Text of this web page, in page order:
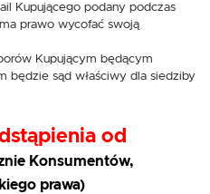
Kupującego podany podczas
prawo wycofać swoją
Kupującym będącym
będzie sąd właściwy dla siedziby
od
Konsumentów,
prawa)